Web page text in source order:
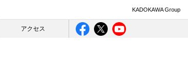
KADOKAWA Group
アクセス